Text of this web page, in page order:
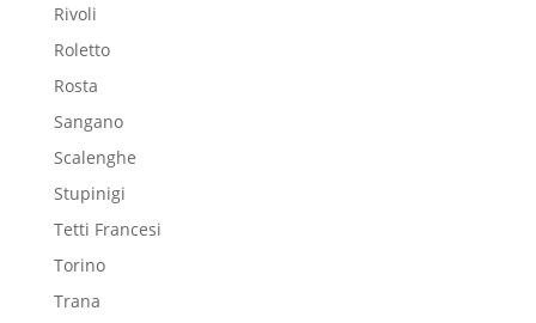
Rivoli
Roletto
Rosta
Sangano
Scalenghe
Stupinigi
Tetti Francesi
Torino
Trana